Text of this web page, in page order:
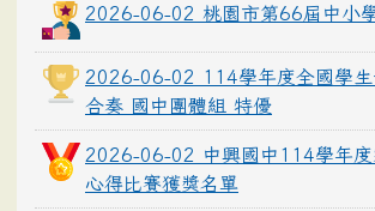
2026-06-02 桃園市第66屆中小
2026-06-02 114學年度全國學生
合奏 國中團體組 特優
2026-06-02 中興國中114學年度
心得比賽獲獎名單